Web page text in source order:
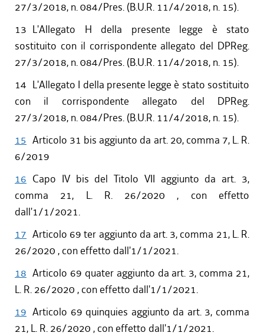
27/3/2018, n. 084/Pres. (B.U.R. 11/4/2018, n. 15).
13 L'Allegato H della presente legge è stato
sostituito con il corrispondente allegato del DPReg.
27/3/2018, n. 084/Pres. (B.U.R. 11/4/2018, n. 15).
14 L'Allegato I della presente legge è stato sostituito
con il corrispondente allegato del DPReg.
27/3/2018, n. 084/Pres. (B.U.R. 11/4/2018, n. 15).
15 Articolo 31 bis aggiunto da art. 20, comma 7, L. R.
6/2019
16 Capo IV bis del Titolo VII aggiunto da art. 3,
comma 21, L. R. 26/2020 , con effetto
dall'1/1/2021.
17 Articolo 69 ter aggiunto da art. 3, comma 21, L. R.
26/2020 , con effetto dall'1/1/2021.
18 Articolo 69 quater aggiunto da art. 3, comma 21,
L. R. 26/2020 , con effetto dall'1/1/2021.
19 Articolo 69 quinquies aggiunto da art. 3, comma
21, L. R. 26/2020 , con effetto dall'1/1/2021.